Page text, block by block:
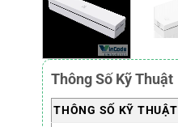
Thông Số Kỹ Thuật
THÔNG SỐ KỸ THUẬT